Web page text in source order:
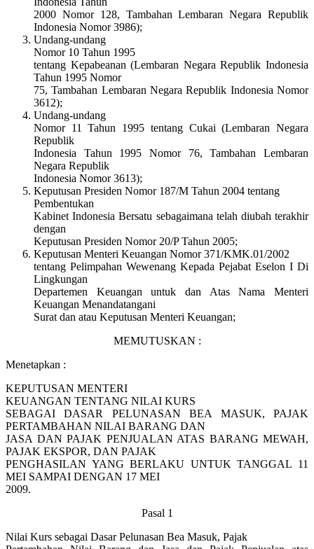
2000 Nomor 128, Tambahan Lembaran Negara Republik
Indonesia Nomor 3986);
Undang-undang
Nomor 10 Tahun 1995
tentang Kepabeanan (Lembaran Negara Republik Indonesia
Tahun 1995 Nomor
75, Tambahan Lembaran Negara Republik Indonesia Nomor
3612);
Undang-undang
Nomor 11 Tahun 1995 tentang Cukai (Lembaran Negara
Republik
Indonesia Tahun 1995 Nomor 76, Tambahan Lembaran
Negara Republik
Indonesia Nomor 3613);
Keputusan Presiden Nomor 187/M Tahun 2004 tentang
Pembentukan
Kabinet Indonesia Bersatu sebagaimana telah diubah terakhir
dengan
Keputusan Presiden Nomor 20/P Tahun 2005;
Keputusan Menteri Keuangan Nomor 371/KMK.01/2002
tentang Pelimpahan Wewenang Kepada Pejabat Eselon I Di
Lingkungan
Departemen Keuangan untuk dan Atas Nama Menteri
Keuangan Menandatangani
Surat dan atau Keputusan Menteri Keuangan;
MEMUTUSKAN :
Menetapkan :
KEPUTUSAN MENTERI
KEUANGAN TENTANG NILAI KURS
SEBAGAI DASAR PELUNASAN BEA MASUK, PAJAK
PERTAMBAHAN NILAI BARANG DAN
JASA DAN PAJAK PENJUALAN ATAS BARANG MEWAH,
PAJAK EKSPOR, DAN PAJAK
PENGHASILAN YANG BERLAKU UNTUK TANGGAL 11
MEI SAMPAI DENGAN 17 MEI
2009.
Pasal 1
Nilai Kurs sebagai Dasar Pelunasan Bea Masuk, Pajak